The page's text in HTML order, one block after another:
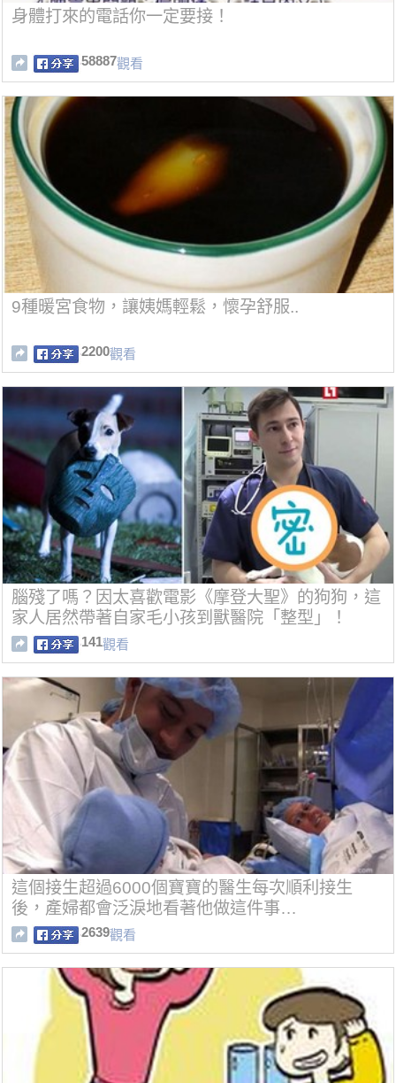
身體打來的電話你一定要接！
58887觀看
9種暖宮食物，讓姨媽輕鬆，懷孕舒服..
2200觀看
腦殘了嗎？因太喜歡電影《摩登大聖》的狗狗，這
家人居然帶著自家毛小孩到獸醫院「整型」！
141觀看
這個接生超過6000個寶寶的醫生每次順利接生
後，產婦都會泛淚地看著他做這件事…
2639觀看